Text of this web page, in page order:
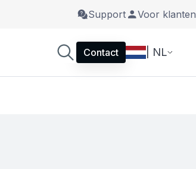
Support Voor klanten
Contact | NL